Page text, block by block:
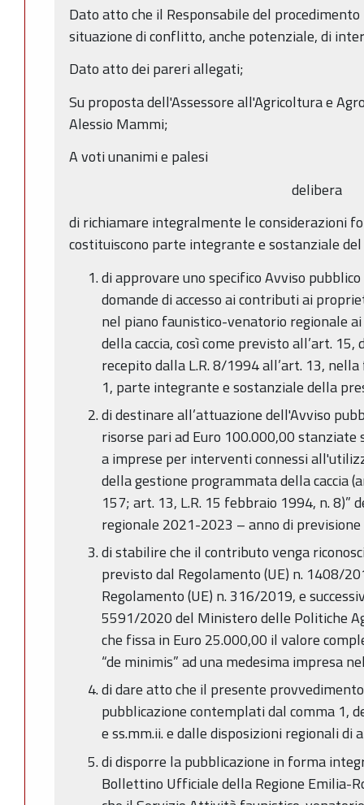
Dato atto che il Responsabile del
situazione di conflitto, anche potenziale, di
Dato atto dei pareri allegati;
Su proposta dell'Assessore all'Agricoltura e
Alessio Mammi;
A voti unanimi e palesi
delibera
di richiamare integralmente le considerazioni
costituiscono parte integrante e sostanziale
di approvare uno specifico Avviso
domande di accesso ai contributi ai
nel piano faunistico-venatorio regionale
della caccia, così come previsto all’art.
recepito dalla L.R. 8/1994 all’art. 13,
1, parte integrante e sostanziale della
di destinare all’attuazione dell'Avviso
risorse pari ad Euro 100.000,00
a imprese per interventi connessi
della gestione programmata della caccia
157; art. 13, L.R. 15 febbraio 1994, n. 8)”
regionale 2021-2023 – anno di
di stabilire che il contributo venga
previsto dal Regolamento (UE) n. 1408/
Regolamento (UE) n. 316/2019, e
5591/2020 del Ministero delle Politiche
che fissa in Euro 25.000,00 il valore
“de minimis” ad una medesima impresa
di dare atto che il presente
pubblicazione contemplati dal comma 1,
e ss.mm.ii. e dalle disposizioni regionali di
di disporre la pubblicazione in forma
Bollettino Ufficiale della Regione Emilia-